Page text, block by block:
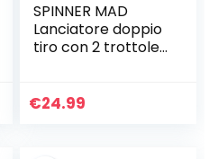
SPINNER MAD
Lanciatore doppio
tiro con 2 trottole
Giocattolo
€24.99